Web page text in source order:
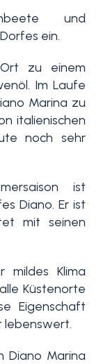
und
ein.
zu einem
Im Laufe
Marina zu
italienischen
noch sehr
ist
Diano. Er ist
mit seinen
mildes Klima
Küstenorte
Eigenschaft
lebenswert.
Diano Marina